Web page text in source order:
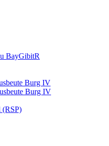
BayGibitR
Burg IV
Burg IV
(RSP)